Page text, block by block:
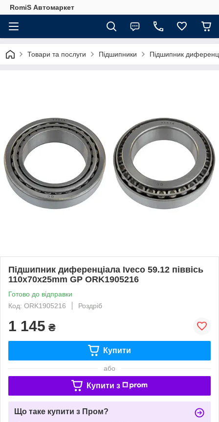
RomiS Автомаркет
Товари та послуги Підшипники Підшипник
Підшипник диференціала Iveco 59.12 піввісь
110x70x25mm GP ORK1905216
Готово до відправки
Код: ORK1905216
Роздріб
1 145 ₴
Купити
або
Купити з
Що таке купити з Пром?